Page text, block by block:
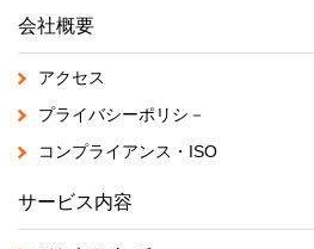
会社概要
アクセス
プライバシーポリシ－
コンプライアンス・ISO
サービス内容